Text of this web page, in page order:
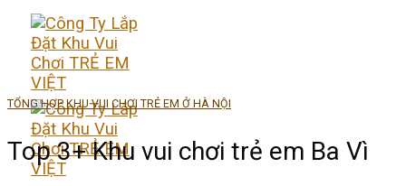
Skip
content
TỔNG HỢP KHU VUI CHƠI TRẺ EM Ở HÀ NỘI
Top 3+ Khu vui chơi trẻ em Ba Vì